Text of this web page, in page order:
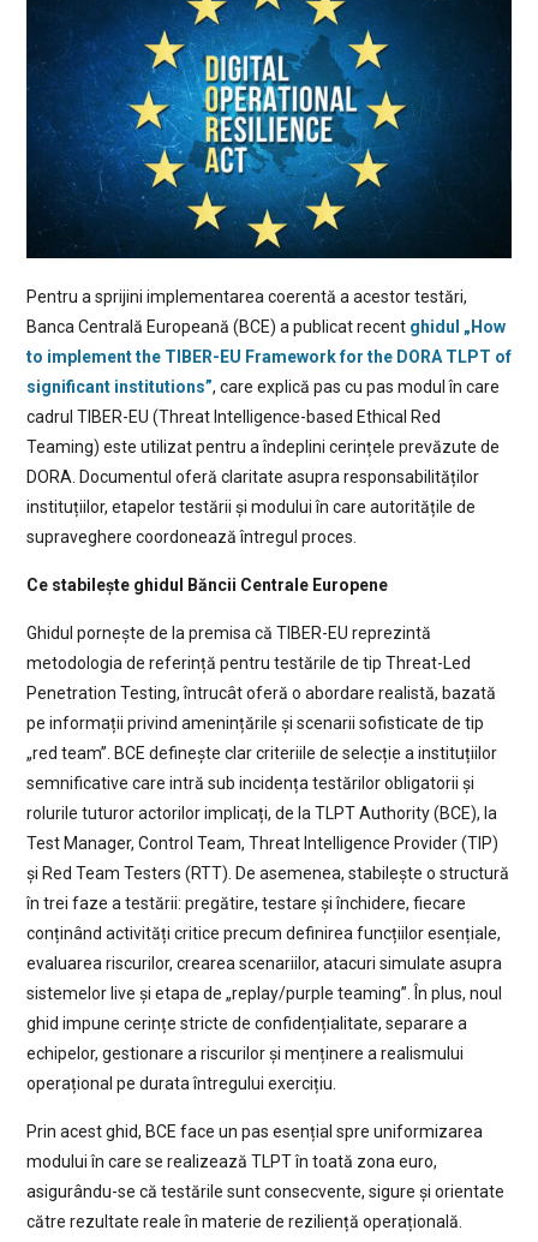
Pentru a sprijini implementarea coerentă a acestor testări,
Banca Centrală Europeană (BCE) a publicat recent ghidul „How
to implement the TIBER-EU Framework for the DORA TLPT of
significant institutions”, care explică pas cu pas modul în care
cadrul TIBER-EU (Threat Intelligence-based Ethical Red
Teaming) este utilizat pentru a îndeplini cerințele prevăzute de
DORA. Documentul oferă claritate asupra responsabilităților
instituțiilor, etapelor testării și modului în care autoritățile de
supraveghere coordonează întregul proces.
Ce stabilește ghidul Băncii Centrale Europene
Ghidul pornește de la premisa că TIBER-EU reprezintă
metodologia de referință pentru testările de tip Threat-Led
Penetration Testing, întrucât oferă o abordare realistă, bazată
pe informații privind amenințările și scenarii sofisticate de tip
„red team”. BCE definește clar criteriile de selecție a instituțiilor
semnificative care intră sub incidența testărilor obligatorii și
rolurile tuturor actorilor implicați, de la TLPT Authority (BCE), la
Test Manager, Control Team, Threat Intelligence Provider (TIP)
și Red Team Testers (RTT). De asemenea, stabilește o structură
în trei faze a testării: pregătire, testare și închidere, fiecare
conținând activități critice precum definirea funcțiilor esențiale,
evaluarea riscurilor, crearea scenariilor, atacuri simulate asupra
sistemelor live și etapa de „replay/purple teaming”. În plus, noul
ghid impune cerințe stricte de confidențialitate, separare a
echipelor, gestionare a riscurilor și menținere a realismului
operațional pe durata întregului exercițiu.
Prin acest ghid, BCE face un pas esențial spre uniformizarea
modului în care se realizează TLPT în toată zona euro,
asigurându-se că testările sunt consecvente, sigure și orientate
către rezultate reale în materie de reziliență operațională.